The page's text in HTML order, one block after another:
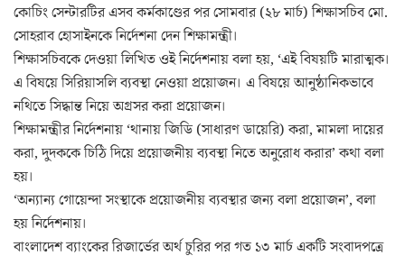
কোচিং সেন্টারটির এসব কর্মকাণ্ডের পর সোমবার (২৮ মার্চ) শিক্ষাসচিব মো.
সোহরাব হোসাইনকে নির্দেশনা দেন শিক্ষামন্ত্রী।
শিক্ষাসচিবকে দেওয়া লিখিত ওই নির্দেশনায় বলা হয়, ‘এই বিষয়টি মারাত্মক।
এ বিষয়ে সিরিয়াসলি ব্যবস্থা নেওয়া প্রয়োজন। এ বিষয়ে আনুষ্ঠানিকভাবে
নথিতে সিদ্ধান্ত নিয়ে অগ্রসর করা প্রয়োজন।
শিক্ষামন্ত্রীর নির্দেশনায় ‘থানায় জিডি (সাধারণ ডায়েরি) করা, মামলা দায়ের
করা, দুদককে চিঠি দিয়ে প্রয়োজনীয় ব্যবস্থা নিতে অনুরোধ করার’ কথা বলা
হয়।
‘অন্যান্য গোয়েন্দা সংস্থাকে প্রয়োজনীয় ব্যবস্থার জন্য বলা প্রয়োজন’, বলা
হয় নির্দেশনায়।
বাংলাদেশ ব্যাংকের রিজার্ভের অর্থ চুরির পর গত ১৩ মার্চ একটি সংবাদপত্রে